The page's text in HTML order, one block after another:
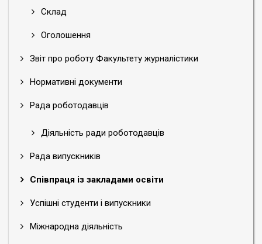
Склад
Оголошення
Звіт про роботу Факультету журналістики
Нормативні документи
Рада роботодавців
Діяльність ради роботодавців
Рада випускників
Співпраця із закладами освіти
Успішні студенти і випускники
Міжнародна діяльність